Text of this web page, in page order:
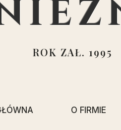
ROK ZAŁ. 1995
O FIRMIE